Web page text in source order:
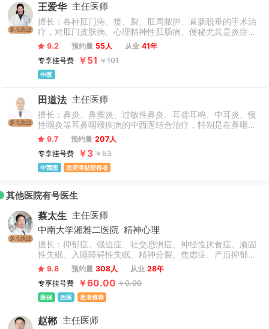
多点执业
王爱华 主任医师
擅长：各种肛门痔、瘘、裂、肛周脓肿、直肠脱垂的手术治
疗，对肛门皮肤病、心理精神性肛肠病、便秘尤其是炎症性
肠病、高位复杂性肛瘘、中晚期大肠癌提高生活质量、延长
生命等疑难杂症治疗具有独特疗效。
9.2 预约量 55人 从业 41年
专享挂号费
￥51 ￥101
中医
多点执业
田道法 主任医师
擅长：鼻炎、鼻窦炎、过敏性鼻炎、耳聋耳鸣、中耳炎、慢
性咽炎等耳鼻咽喉疾病的中西医结合治疗，特别是在鼻咽癌
的防治和头颈肿瘤及变态反应的治疗。在运用中西医结合防
治头颈肿瘤及耳鼻咽喉变应性疾病方面疗效优势明显，尤其
对鼻咽癌的癌前预防及放、化疗后康复、复发与转移防治、
改善生存质量等方面经验独到，同时广泛涉足耳鼻咽喉-头颈
9.7 预约量 207人
专享挂号费
￥3 ￥53
中西医 政府津贴获得者
其他医院有号医生
多点执业
蔡太生 主任医师
中南大学湘雅二医院 精神心理
擅长：抑郁症、强迫症、社交恐惧症、神经性厌食症、顽固
性失眠、入睡障碍性失眠、精神分裂、焦虑症、产后抑郁、
梦魇、性心理障碍、考试焦虑、器质性焦虑障碍、非器质性
失眠症、急性应激反应、缄默症、焦虑障碍等精神心理疾病
的诊疗。
9.8 预约量 308人 从业 28年
专享挂号费
￥60.00 ￥0.00
医保 西医 患者推荐
赵郴 主任医师